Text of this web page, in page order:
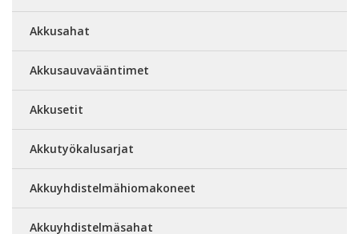
Akkusahat
Akkusauvavääntimet
Akkusetit
Akkutyökalusarjat
Akkuyhdistelmähiomakoneet
Akkuyhdistelmäsahat